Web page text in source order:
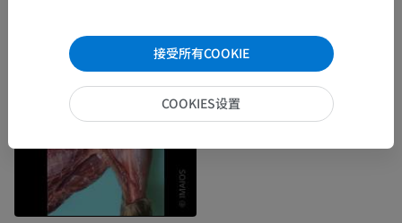
接受所有COOKIE
COOKIES设置